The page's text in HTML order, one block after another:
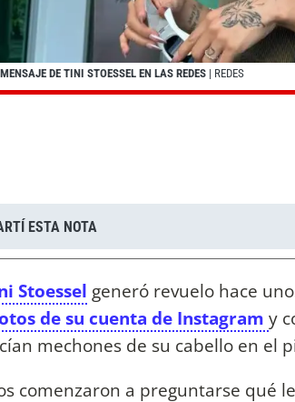
DE TINI STOESSEL EN LAS REDES | REDES
ESTA NOTA
Stoessel generó revuelo hace
de su cuenta de Instagram y
mechones de su cabello en el
comenzaron a preguntarse qué